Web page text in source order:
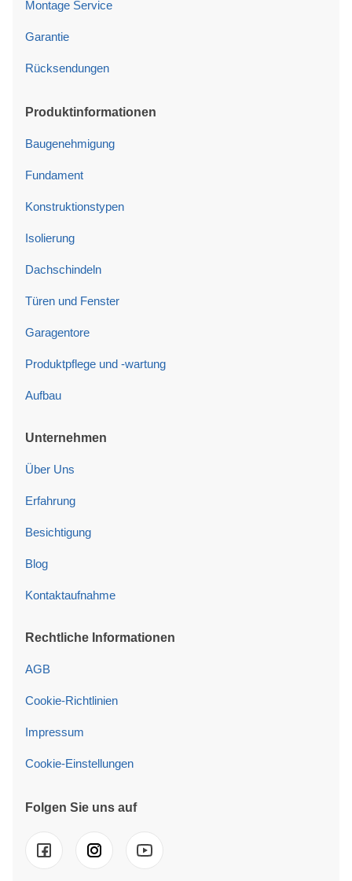
Montage Service
Garantie
Rücksendungen
Produktinformationen
Baugenehmigung
Fundament
Konstruktionstypen
Isolierung
Dachschindeln
Türen und Fenster
Garagentore
Produktpflege und -wartung
Aufbau
Unternehmen
Über Uns
Erfahrung
Besichtigung
Blog
Kontaktaufnahme
Rechtliche Informationen
AGB
Cookie-Richtlinien
Impressum
Cookie-Einstellungen
Folgen Sie uns auf